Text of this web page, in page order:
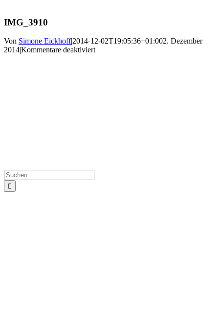
IMG_3910
Von Simone Eickhoff|2014-12-02T19:05:36+01:002. Dezember
2014|Kommentare deaktiviertfür
Suche
nach: